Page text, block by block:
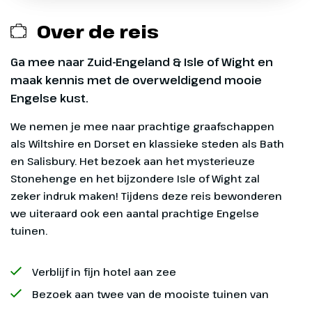
Over de reis
Ga mee naar Zuid-Engeland & Isle of Wight en
maak kennis met de overweldigend mooie
Engelse kust.
We nemen je mee naar prachtige graafschappen
als Wiltshire en Dorset en klassieke steden als Bath
en Salisbury. Het bezoek aan het mysterieuze
Stonehenge en het bijzondere Isle of Wight zal
zeker indruk maken! Tijdens deze reis bewonderen
we uiteraard ook een aantal prachtige Engelse
tuinen.
Verblijf in fijn hotel aan zee
Bezoek aan twee van de mooiste tuinen van
Dag 1
Bournemouth
Vanuit het overstappunt rijden
we naar Frankrijk. Hier steken we
per ferry het Kanaal over. Na
aankomst in Dover gaan we
diner arriveren.
Calamiteitenfonds € 2,50 per boeking
SGR-bijdrage € 5 p.p.
Exclusief
Entreegelden, ca. € 125 p.p., te voldoen in Engelse
Pond
Optionele excursies (zie dag tot dag